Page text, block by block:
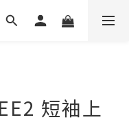
短袖上